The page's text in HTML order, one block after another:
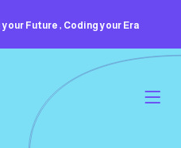
your Future , Coding your Era